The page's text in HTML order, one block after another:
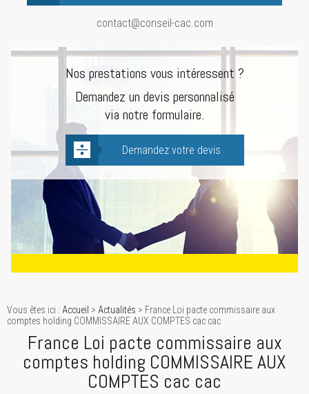
contact@conseil-cac.com
Nos prestations vous intéressent ?
Demandez un devis personnalisé
via notre formulaire.
Demandez votre devis
Vous êtes ici : Accueil > Actualités > France Loi pacte commissaire aux
comptes holding COMMISSAIRE AUX COMPTES cac cac
France Loi pacte commissaire aux
comptes holding COMMISSAIRE AUX
COMPTES cac cac